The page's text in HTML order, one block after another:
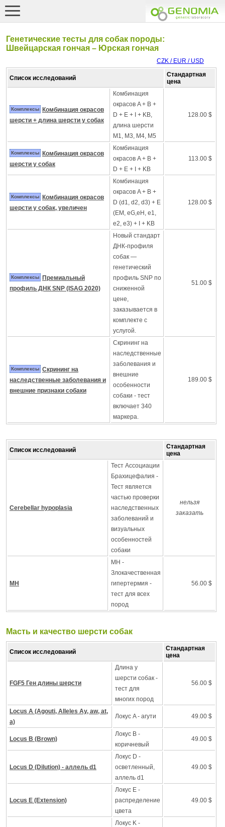
Генетические тесты для собак породы:
Швейцарская гончая – Юрская гончая
CZK / EUR / USD
Список исследований
Стандартная
цена
Комплексы
Комбинация окрасов
шерсти + длина шерсти у собак
Комбинация
окрасов A + B +
D + E + I + KB,
длина шерсти
M1, M3, M4, M5
128.00 $
Комплексы
Комбинация окрасов
шерсти у собак
Комбинация
окрасов A + B +
D + E + I + KB
113.00 $
Комплексы
Комбинация окрасов
шерсти у собак, увеличен
Комбинация
окрасов A + B +
D (d1, d2, d3) + E
(EM, eG,eH, e1,
e2, e3) + I + KB
128.00 $
Комплексы
Премиальный
профиль ДНК SNP (ISAG 2020)
Новый стандарт
ДНК-профиля
собак —
генетический
профиль SNP по
сниженной
цене,
заказывается в
комплекте с
услугой.
51.00 $
Комплексы Скрининг на
наследственные заболевания и
внешние признаки собаки
Скрининг на
наследственные
заболевания и
внешние
особенности
собаки - тест
включает 340
маркера.
189.00 $
Список исследований
Стандартная
цена
Cerebellar hypoplasia
Тест Ассоциации
Брахицефалия -
Тест является
частью проверки
наследственных
заболеваний и
визуальных
особенностей
собаки
нельзя
заказать
MH
MH -
Злокачественная
гипертермия -
тест для всех
пород
56.00 $
Масть и качество шерсти собак
Список исследований
Стандартная
цена
FGF5 Ген длины шерсти
Длина у
шерсти собак -
тест для
многих пород
56.00 $
Locus A (Agouti, Alleles Ay, aw, at,
a)
Локус A - агути 49.00 $
Locus B (Brown)
Локус B -
коричневый
49.00 $
Locus D (Dilution) - аллель d1
Локус D -
осветленный,
аллель d1
49.00 $
Locus E (Extension)
Локус Е -
распределение
цвета
49.00 $
Локус K -